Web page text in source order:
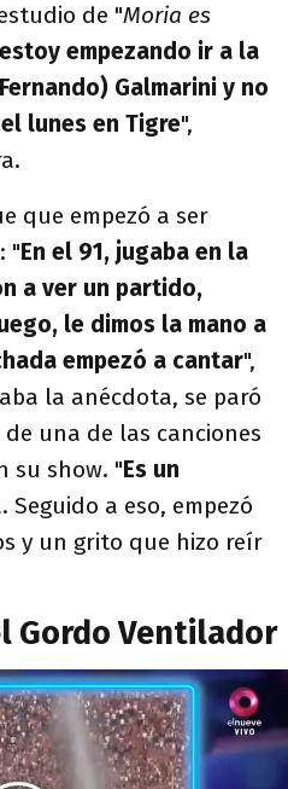
de "Moria es
empezando ir a la
Galmarini y no
lunes en Tigre",
que empezó a ser
"En el 91, jugaba en la
a ver un partido,
le dimos la mano a
empezó a cantar",
la anécdota, se paró
una de las canciones
su show. "Es un
Seguido a eso, empezó
y un grito que hizo reír
Gordo Ventilador